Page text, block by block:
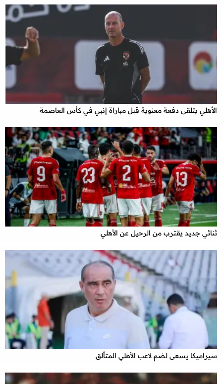
الأهلي يتلقى دفعة معنوية قبل مباراة إنبي في كأس العاصمة
ثنائي جديد يقترب من الرحيل عن الأهلي
سيراميكا يسعى لضم لاعب الأهلي المتألق